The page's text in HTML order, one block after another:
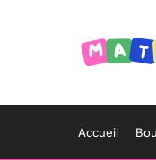
Accueil